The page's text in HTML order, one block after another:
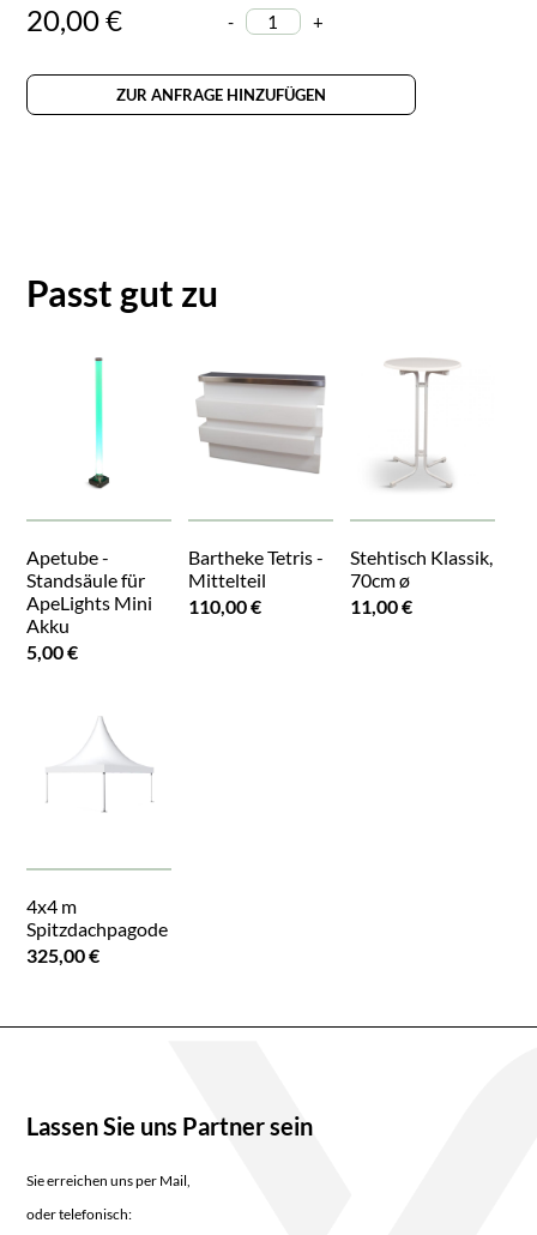
20,00 € - +
ZUR ANFRAGE HINZUFÜGEN
Passt gut zu
Apetube -
Standsäule für
ApeLights Mini
Akku
5,00 €
Bartheke Tetris -
Mittelteil
110,00 €
Stehtisch Klassik,
70cm ø
11,00 €
4x4 m
Spitzdachpagode
325,00 €
Lassen Sie uns Partner sein
Sie erreichen uns per Mail,
oder telefonisch: